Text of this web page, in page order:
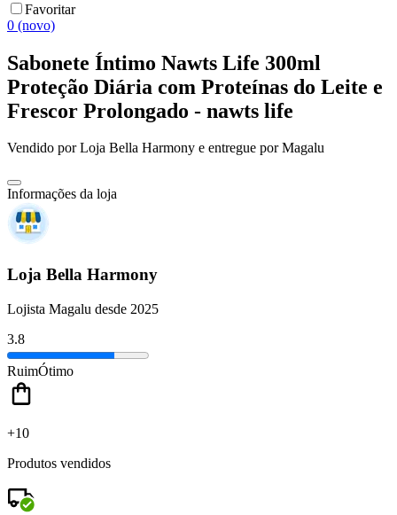
Favoritar
0 (novo)
Sabonete Íntimo Nawts Life 300ml
Proteção Diária com Proteínas do Leite e
Frescor Prolongado - nawts life
Vendido porLoja Bella Harmony e entregue por Magalu
Informações da loja
Loja Bella Harmony
Lojista Magalu desde 2025
3.8
RuimÓtimo
+10
Produtos vendidos